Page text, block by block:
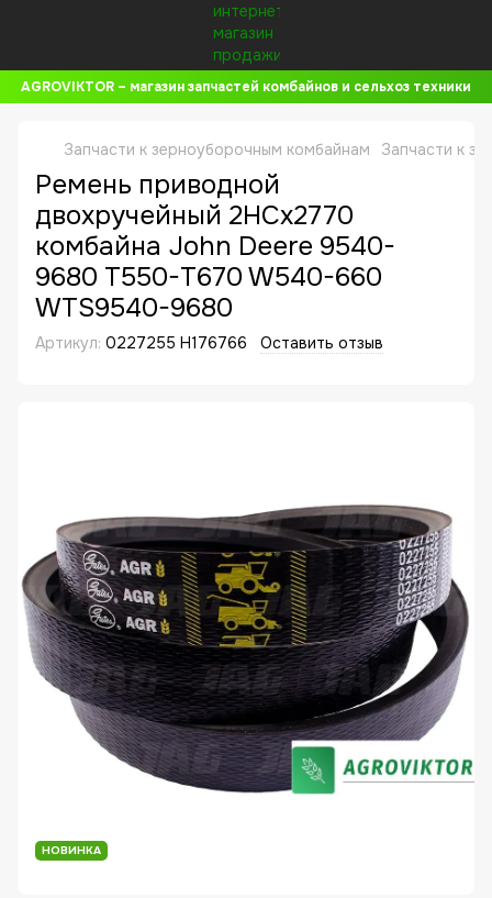
AGROVIKTOR – магазин запчастей комбайнов и сельхоз техники
Запчасти к зерноуборочным комбайнам Запчасти к
Ремень приводной
двохручейный 2HCx2770
комбайна John Deere 9540-
9680 T550-T670 W540-660
WTS9540-9680
Артикул: 0227255 H176766 Оставить отзыв
НОВИНКА